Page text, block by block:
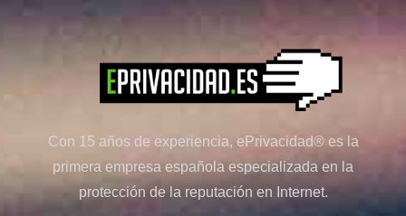
Con 15 años de experiencia, ePrivacidad® es la
primera empresa española especializada en la
protección de la reputación en Internet.